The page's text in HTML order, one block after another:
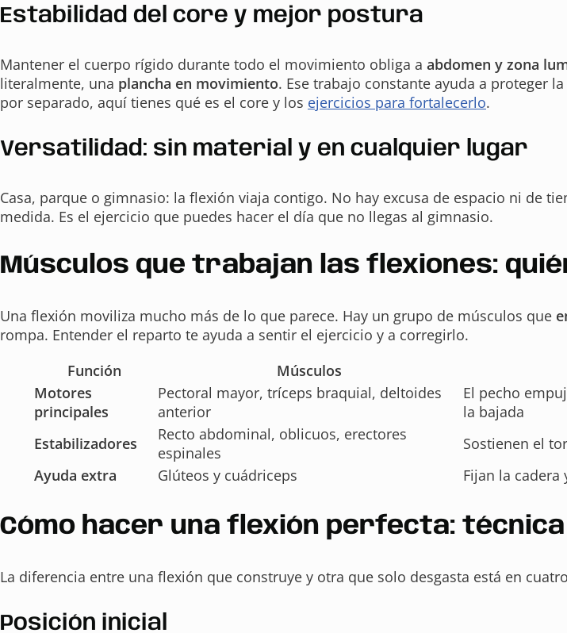
Estabilidad del core y mejor postura
Mantener el cuerpo rígido durante todo el movimiento obliga a abdomen y zona
literalmente, una plancha en movimiento. Ese trabajo constante ayuda a proteger
por separado, aquí tienes qué es el core y los ejercicios para fortalecerlo.
Versatilidad: sin material y en cualquier lugar
Casa, parque o gimnasio: la flexión viaja contigo. No hay excusa de espacio ni de
medida. Es el ejercicio que puedes hacer el día que no llegas al gimnasio.
Músculos que trabajan las flexiones:
Una flexión moviliza mucho más de lo que parece. Hay un grupo de músculos que
rompa. Entender el reparto te ayuda a sentir el ejercicio y a corregirlo.
Función
Músculos
Motores
principales
Pectoral mayor, tríceps braquial, deltoides
anterior
El pecho
la bajada
Estabilizadores
Recto abdominal, oblicuos, erectores
espinales
Sostienen el
Ayuda extra
Glúteos y cuádriceps Fijan la
Cómo hacer una flexión perfecta: técnica
La diferencia entre una flexión que construye y otra que solo desgasta está en
Posición inicial